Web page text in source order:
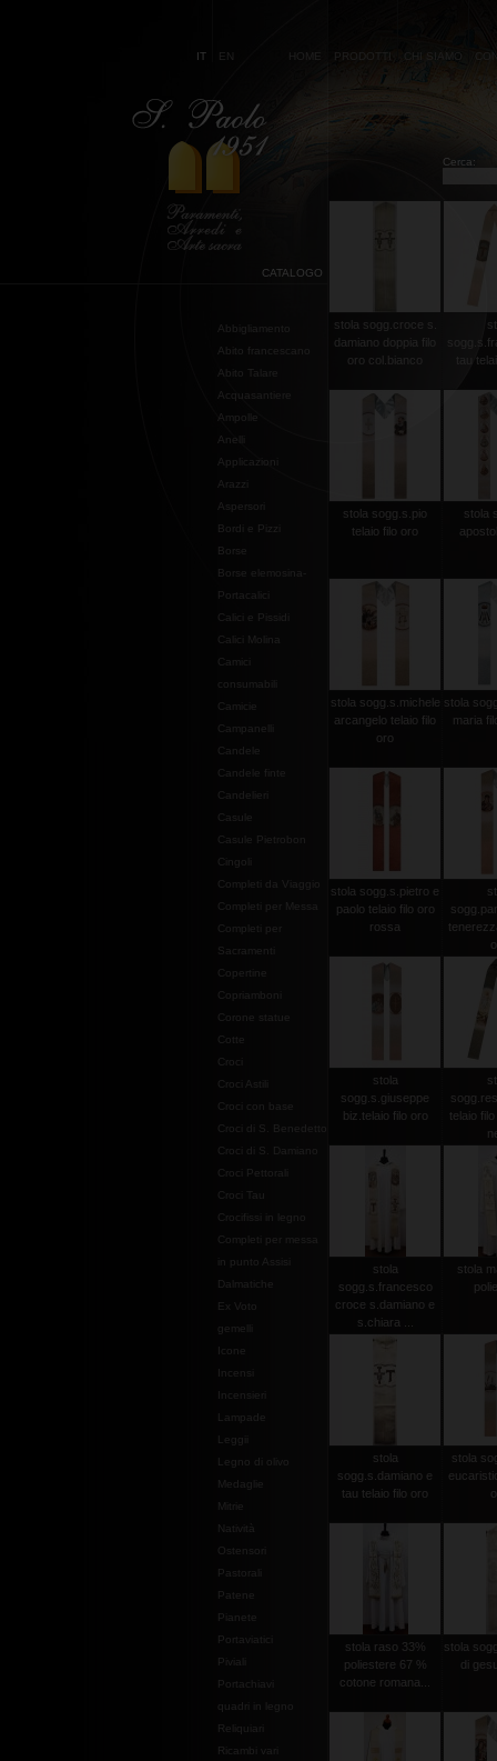
IT EN HOME PRODOTTI CHI SIAMO
Cerca:
CATALOGO
Abbigliamento
Abito francescano
Abito Talare
Acquasantiere
Ampolle
Anelli
Applicazioni
Arazzi
Aspersori
Bordi e Pizzi
Borse
Borse elemosina-
Portacalici
Calici e Pissidi
Calici Molina
Campanelli
Candele
Candele finte
Candelieri
Casule
Casule Pietrobon
Cingoli
Completi da Viaggio
Completi per Messa
Completi per
Sacramenti
Copertine
Copriamboni
Corone statue
Cotte
Croci
Croci Astili
Croci con base
Croci di S. Benedetto
Croci di S. Damiano
Croci Pettorali
Croci Tau
Crocifissi in legno
Completi per messa
in punto Assisi
Dalmatiche
Ex Voto
gemelli
Leggii
Legno di olivo
Medaglie
Mitrie
Natività
Ostensori
Pastorali
Patene
Pianete
Portaviatici
Piviali
Portachiavi
quadri in legno
Reliquiari
Ricambi vari
stola sogg.croce s.
damiano doppia filo
oro col.bianco
tau
stola sogg.s.pio
telaio filo oro
stola
stola sogg.s.michele
arcangelo telaio filo
oro
stola
maria
stola sogg.s.pietro e
paolo telaio filo oro
rossa
stola
sogg.s.giuseppe
biz.telaio filo oro
telaio
stola
sogg.s.francesco
croce s.damiano e
s.chiara ...
stola
stola
sogg.s.damiano e
tau telaio filo oro
stola
stola raso 33%
poliestere 67 %
cotone romana...
stola
di